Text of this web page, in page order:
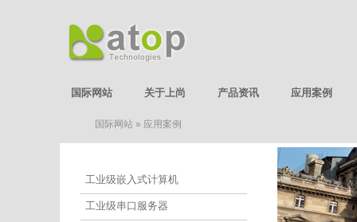
国际网站 关于上尚 产品资讯 应用案例
国际网站» 应用案例
工业级嵌入式计算机
工业级串口服务器